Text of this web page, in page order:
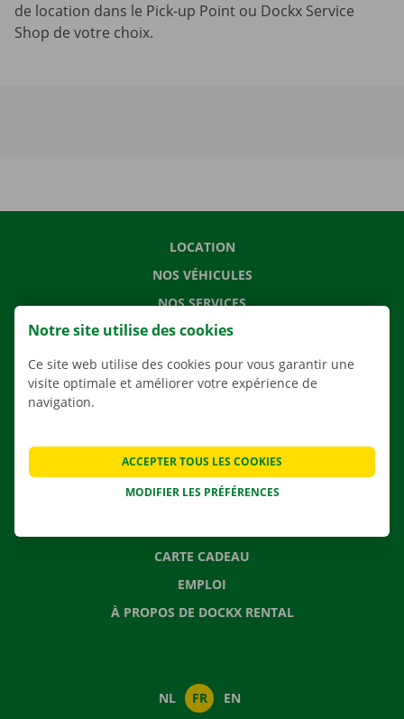
de location dans le Pick-up Point ou Dockx Service
Shop de votre choix.
LOCATION
NOS VÉHICULES
NOS SERVICES
AGENCES
APPLI
SOLUTIONS DE DÉMÉNAGEMENT
QUESTIONS FRÉQUENTES
CARTE CADEAU
EMPLOI
À PROPOS DE DOCKX RENTAL
NL FR EN
Notre site utilise des cookies
Ce site web utilise des cookies pour vous garantir une
visite optimale et améliorer votre expérience de
navigation.
MODIFIER LES PRÉFÉRENCES
ACCEPTER TOUS LES COOKIES